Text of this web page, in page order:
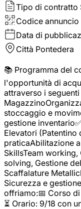
Tipo di contratto
Codice annuncio
Data di
Città Pontedera
📚 Programma del
l'opportunità di
attraverso i
stoccaggio e
gestione
Elevatori (Patentino
praticaAbilitazione
SkillsTeam
solving, Gestione
Scaffalature
Sicurezza e
offriamo:📅 Corso
⏳ Orario: 9/18 con